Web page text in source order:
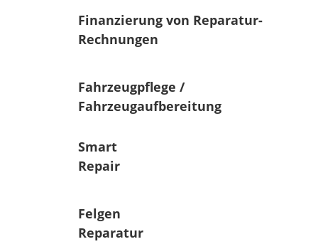
Finanzierung von Reparatur-
Rechnungen
Fahrzeugpflege /
Fahrzeugaufbereitung
Smart
Repair
Felgen
Reparatur